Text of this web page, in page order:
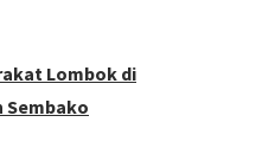
Lombok di
Sembako